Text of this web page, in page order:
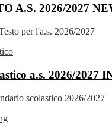
A.S. 2026/2027
per l'a.s. 2026/2027
a.s. 2026/2027
scolastico 2026/2027